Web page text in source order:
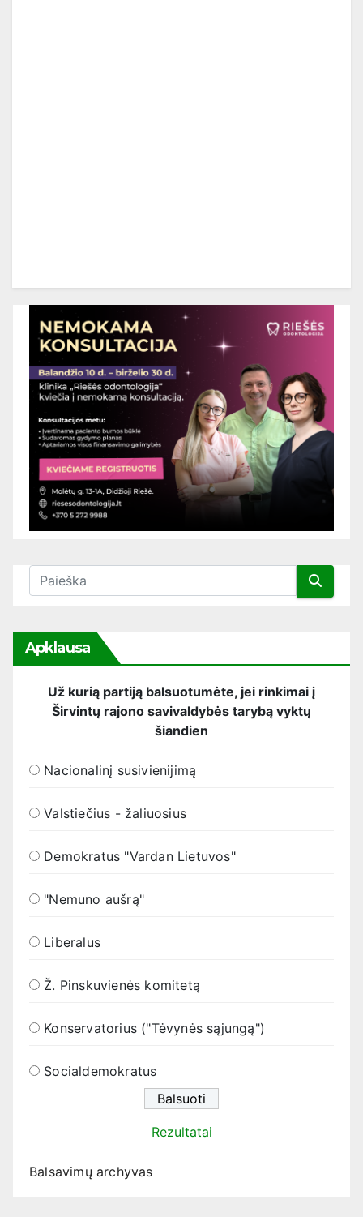
Apklausa
Už kurią partiją balsuotumėte, jei rinkimai į
Širvintų rajono savivaldybės tarybą vyktų
šiandien
Nacionalinį susivienijimą
Valstiečius - žaliuosius
Demokratus "Vardan Lietuvos"
"Nemuno aušrą"
Liberalus
Ž. Pinskuvienės komitetą
Konservatorius ("Tėvynės sąjungą")
Socialdemokratus
Rezultatai
Balsavimų archyvas